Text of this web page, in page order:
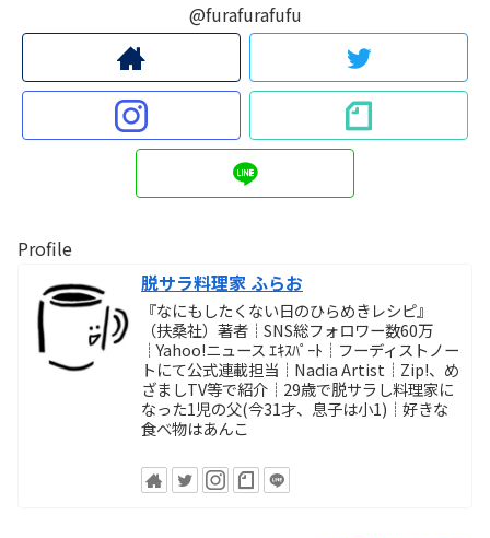
@furafurafufu
Profile
脱サラ料理家 ふらお
『なにもしたくない日のひらめきレシピ』
（扶桑社）著者┊SNS総フォロワー数60万
┊Yahoo!ニュース ｴｷｽﾊﾟｰﾄ┊フーディストノー
トにて公式連載担当┊Nadia Artist┊Zip!、め
ざましTV等で紹介┊29歳で脱サラし料理家に
なった1児の父(今31才、息子は小1)┊好きな
食べ物はあんこ